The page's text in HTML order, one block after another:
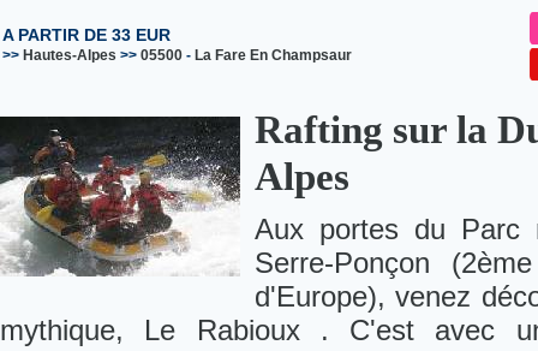
A PARTIR DE 33 EUR
>> Hautes-Alpes >> 05500 - La Fare En Champsaur
Rafting sur la
Alpes
Aux portes du Parc
Serre-Ponçon
d'Europe), venez
mythique, Le Rabioux . C'est avec